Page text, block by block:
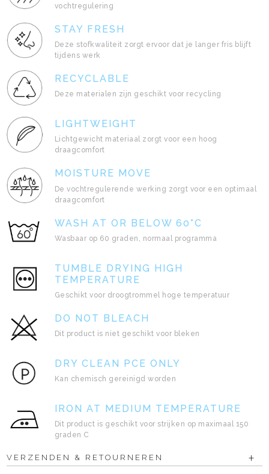
vochtregulering
STAY FRESH
Deze stofkwaliteit zorgt ervoor dat je langer fris blijft
tijdens werk
RECYCLABLE
Deze materialen zijn geschikt voor recycling
LIGHTWEIGHT
Lichtgewicht materiaal zorgt voor een hoog
draagcomfort
MOISTURE MOVE
De vochtregulerende werking zorgt voor een optimaal
draagcomfort
WASH AT OR BELOW 60°C
Wasbaar op 60 graden, normaal programma
TUMBLE DRYING HIGH
TEMPERATURE
Geschikt voor droogtrommel hoge temperatuur
DO NOT BLEACH
Dit product is niet geschikt voor bleken
DRY CLEAN PCE ONLY
Kan chemisch gereinigd worden
IRON AT MEDIUM TEMPERATURE
Dit product is geschikt voor strijken op maximaal 150
graden C
VERZENDEN & RETOURNEREN